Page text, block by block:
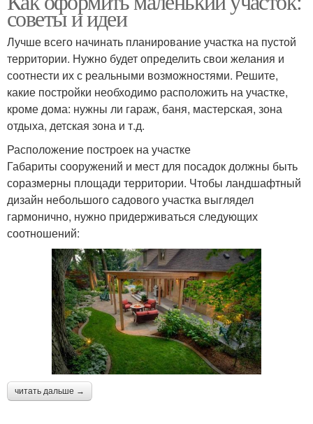
советы и идеи
Лучше всего начинать планирование участка на пустой
территории. Нужно будет определить свои желания и
соотнести их с реальными возможностями. Решите,
какие постройки необходимо расположить на участке,
кроме дома: нужны ли гараж, баня, мастерская, зона
отдыха, детская зона и т.д.
Расположение построек на участке
Габариты сооружений и мест для посадок должны быть
соразмерны площади территории. Чтобы ландшафтный
дизайн небольшого садового участка выглядел
гармонично, нужно придерживаться следующих
соотношений:
читать дальше →